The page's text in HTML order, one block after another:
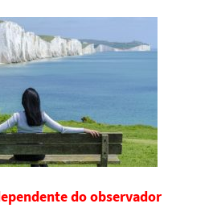
do observador